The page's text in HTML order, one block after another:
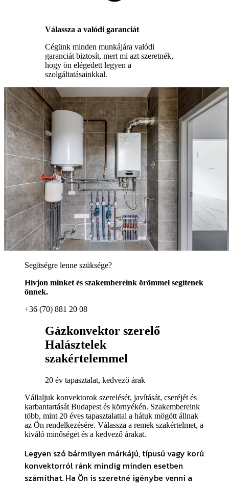
Válassza a valódi garanciát
Cégünk minden munkájára valódi
garanciát biztosít, mert mi azt szeretnék,
hogy ön elégedett legyen a
szolgáltatásainkkal.
Segítségre lenne szüksége?
Hívjon minket és szakembereink örömmel segítenek
önnek.
+36 (70) 881 20 08
Gázkonvektor szerelő
Halásztelek
szakértelemmel
20 év tapasztalat, kedvező árak
Vállaljuk konvektorok szerelését, javítását, cseréjét és
karbantartását Budapest és környékén. Szakembereink
több, mint 20 éves tapasztalattal a hátuk mögött állnak
az Ön rendelkezésére. Válassza a remek szakértelmet, a
kiváló minőséget és a kedvező árakat.
Legyen szó bármilyen márkájú, típusú vagy korú
konvektorról ránk mindig minden esetben
számíthat. Ha Ön is szeretné igénybe venni a